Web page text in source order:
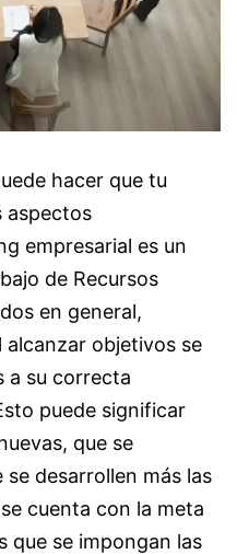
hacer que tu
aspectos
empresarial es un
de Recursos
en general,
alcanzar objetivos se
a su correcta
puede significar
que se
desarrollen más las
cuenta con la meta
que se impongan las